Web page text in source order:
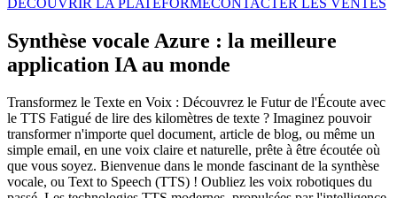
DÉCOUVRIR LA PLATEFORMECONTACTER LES VENTES
Synthèse vocale Azure : la meilleure
application IA au monde
Transformez le Texte en Voix : Découvrez le Futur de l'Écoute avec
le TTS Fatigué de lire des kilomètres de texte ? Imaginez pouvoir
transformer n'importe quel document, article de blog, ou même un
simple email, en une voix claire et naturelle, prête à être écoutée où
que vous soyez. Bienvenue dans le monde fascinant de la synthèse
vocale, ou Text to Speech (TTS) ! Oubliez les voix robotiques du